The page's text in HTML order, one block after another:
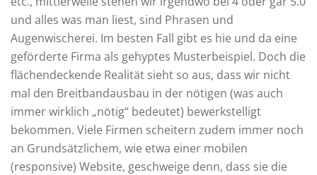
und alles was man liest, sind Phrasen und
Augenwischerei. Im besten Fall gibt es hie und da eine
geförderte Firma als gehyptes Musterbeispiel. Doch die
flächendeckende Realität sieht so aus, dass wir nicht
mal den Breitbandausbau in der nötigen (was auch
immer wirklich „nötig“ bedeutet) bewerkstelligt
bekommen. Viele Firmen scheitern zudem immer noch
an Grundsätzlichem, wie etwa einer mobilen
(responsive) Website, geschweige denn, dass sie die